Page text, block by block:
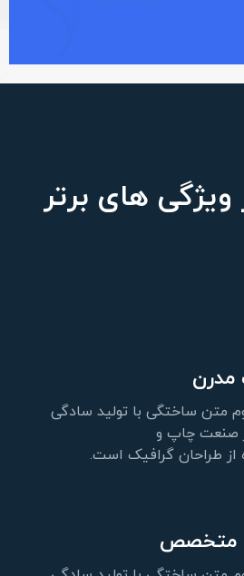
ویژگی های برتر
مدرن
متن ساختگی با تولید سادگی
صنعت چاپ و
از طراحان گرافیک است.
متخصص